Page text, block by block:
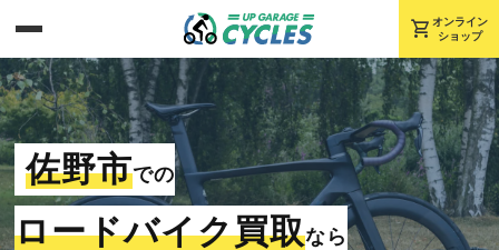
shopping_cart オンライン
ショップ
佐野市での
ロードバイク買取なら